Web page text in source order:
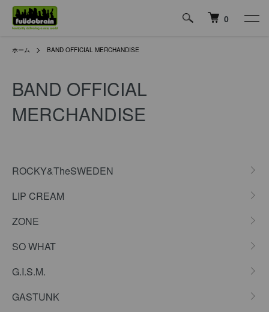
0
ホーム BAND OFFICIAL MERCHANDISE
BAND OFFICIAL
MERCHANDISE
ROCKY&TheSWEDEN
LIP CREAM
ZONE
SO WHAT
G.I.S.M.
GASTUNK